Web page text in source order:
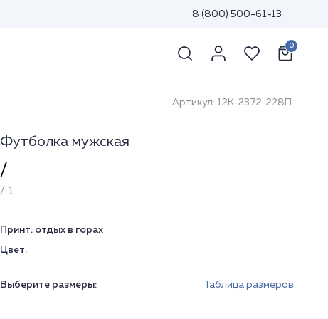
8 (800) 500-61-13
0
Артикул: 12К-2372-228П.
Футболка мужская
/
/ 1
Принт: отдых в горах
Цвет:
Выберите размеры: Таблица размеров